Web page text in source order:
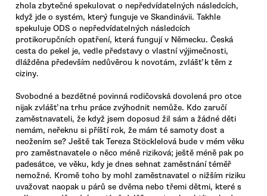
zhola zbytečné spekulovat o nepředvídatelných následcích,
když jde o systém, který funguje ve Skandinávii. Takhle
spekuluje ODS o nepředvídatelných následcích
protikorupčních opatření, která fungují v Německu. Česká
cesta do pekel je, vedle představy o vlastní výjimečnosti,
dlážděna především nedůvěrou k novotám, zvlášť k těm z
ciziny.
Svobodné a bezdětné povinná rodičovská dovolená pro otce
nijak zvlášť na trhu práce zvýhodnit nemůže. Kdo zaručí
zaměstnavateli, že když jsem doposud žil sám a žádné děti
nemám, neřeknu si příští rok, že mám té samoty dost a
neožením se? Ještě tak Tereza Stöcklelová bude v mém věku
pro zaměstnavatele o něco méně riziková; ještě méně pak po
padesátce, ve věku, kdy je dnes sehnat zaměstnání téměř
nemožné. Kromě toho by mohl zaměstnavatel o nižším riziku
uvažovat naopak u párů se dvěma nebo třemi dětmi, které s